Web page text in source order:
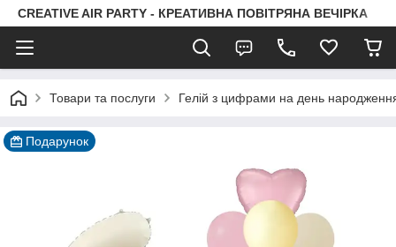
CREATIVE AIR PARTY - КРЕАТИВНА ПОВІТРЯНА ВЕЧІРКА
Товари та послуги Гелій з цифрами на день
Подарунок